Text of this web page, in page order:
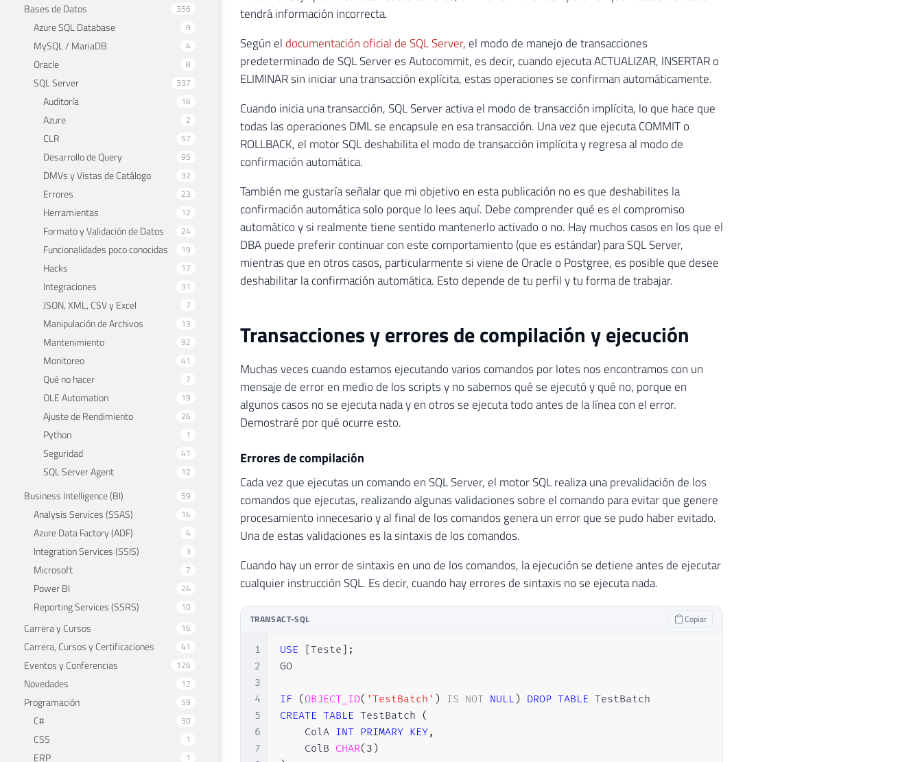
Bases de Datos 356
Azure SQL Database 9
MySQL / MariaDB 4
Oracle 8
SQL Server 337
Auditoría 16
Azure 2
CLR 57
Desarrollo de Query 95
DMVs y Vistas de Catálogo 32
Errores 23
Herramientas 12
Formato y Validación de Datos 24
Funcionalidades poco conocidas 19
Hacks 17
Integraciones 31
JSON, XML, CSV y Excel 7
Manipulación de Archivos 13
Mantenimiento 92
Monitoreo 41
Qué no hacer 7
OLE Automation 19
Ajuste de Rendimiento 26
Python 1
Seguridad 41
SQL Server Agent 12
Business Intelligence (BI) 59
Analysis Services (SSAS) 14
Azure Data Factory (ADF) 4
Integration Services (SSIS) 3
Microsoft 7
Power BI 24
Reporting Services (SSRS) 10
Carrera y Cursos 16
Carrera, Cursos y Certificaciones 41
Eventos y Conferencias 126
Novedades 12
Programación 59
C# 30
CSS 1
ERP 1
tendrá información incorrecta.
Según el documentación oficial de SQL Server, el modo de manejo de transacciones
predeterminado de SQL Server es Autocommit, es decir, cuando ejecuta ACTUALIZAR, INSERTAR o
ELIMINAR sin iniciar una transacción explícita, estas operaciones se confirman automáticamente.
Cuando inicia una transacción, SQL Server activa el modo de transacción implícita, lo que hace que
todas las operaciones DML se encapsule en esa transacción. Una vez que ejecuta COMMIT o
ROLLBACK, el motor SQL deshabilita el modo de transacción implícita y regresa al modo de
confirmación automática.
También me gustaría señalar que mi objetivo en esta publicación no es que deshabilites la
confirmación automática solo porque lo lees aquí. Debe comprender qué es el compromiso
automático y si realmente tiene sentido mantenerlo activado o no. Hay muchos casos en los que el
DBA puede preferir continuar con este comportamiento (que es estándar) para SQL Server,
mientras que en otros casos, particularmente si viene de Oracle o Postgree, es posible que desee
deshabilitar la confirmación automática. Esto depende de tu perfil y tu forma de trabajar.
Transacciones y errores de compilación y ejecución
Muchas veces cuando estamos ejecutando varios comandos por lotes nos encontramos con un
mensaje de error en medio de los scripts y no sabemos qué se ejecutó y qué no, porque en
algunos casos no se ejecuta nada y en otros se ejecuta todo antes de la línea con el error.
Demostraré por qué ocurre esto.
Errores de compilación
Cada vez que ejecutas un comando en SQL Server, el motor SQL realiza una prevalidación de los
comandos que ejecutas, realizando algunas validaciones sobre el comando para evitar que genere
procesamiento innecesario y al final de los comandos genera un error que se pudo haber evitado.
Una de estas validaciones es la sintaxis de los comandos.
Cuando hay un error de sintaxis en uno de los comandos, la ejecución se detiene antes de ejecutar
cualquier instrucción SQL. Es decir, cuando hay errores de sintaxis no se ejecuta nada.
TRANSACT-SQL Copiar
1
2
3
4
5
6
7
USE Teste
;
GO
IF (OBJECT_ID( 'TestBatch' ) IS NOT NULL ) DROP TABLE
CREATE TABLE TestBatch
(
    ColA
INT PRIMARY KEY,
    ColB
CHAR( 3 )